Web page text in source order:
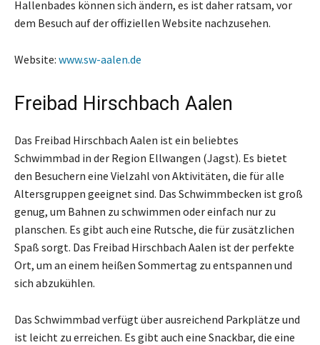
Hallenbades können sich ändern, es ist daher ratsam, vor
dem Besuch auf der offiziellen Website nachzusehen.
Website: www.sw-aalen.de
Freibad Hirschbach Aalen
Das Freibad Hirschbach Aalen ist ein beliebtes
Schwimmbad in der Region Ellwangen (Jagst). Es bietet
den Besuchern eine Vielzahl von Aktivitäten, die für alle
Altersgruppen geeignet sind. Das Schwimmbecken ist groß
genug, um Bahnen zu schwimmen oder einfach nur zu
planschen. Es gibt auch eine Rutsche, die für zusätzlichen
Spaß sorgt. Das Freibad Hirschbach Aalen ist der perfekte
Ort, um an einem heißen Sommertag zu entspannen und
sich abzukühlen.
Das Schwimmbad verfügt über ausreichend Parkplätze und
ist leicht zu erreichen. Es gibt auch eine Snackbar, die eine